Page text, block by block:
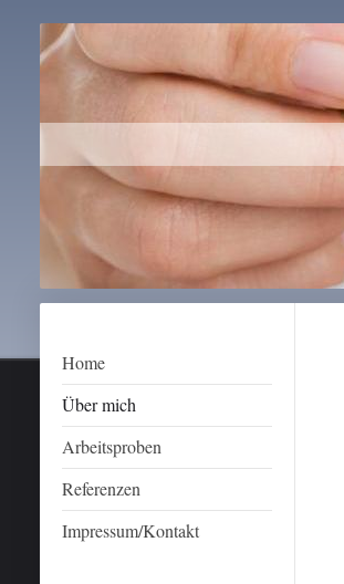
Home
Über mich
Arbeitsproben
Referenzen
Impressum/Kontakt